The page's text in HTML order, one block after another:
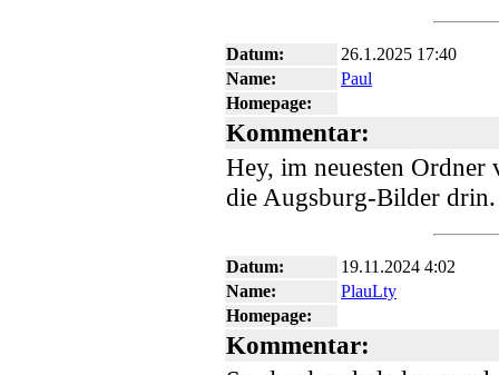
Datum:
26.1.2025 17:40
Name:
Paul
Homepage:
Kommentar:
Hey, im neuesten
die Augsburg-Bilder
Datum:
19.11.2024 4:02
Name:
PlauLty
Homepage:
Kommentar: